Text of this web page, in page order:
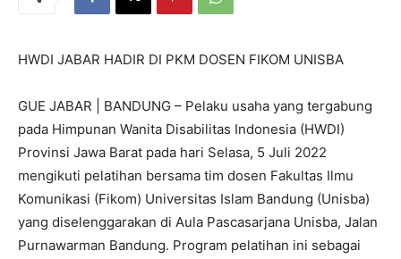
HWDI JABAR HADIR DI PKM DOSEN FIKOM UNISBA
GUE JABAR | BANDUNG – Pelaku usaha yang tergabung
pada Himpunan Wanita Disabilitas Indonesia (HWDI)
Provinsi Jawa Barat pada hari Selasa, 5 Juli 2022
mengikuti pelatihan bersama tim dosen Fakultas Ilmu
Komunikasi (Fikom) Universitas Islam Bandung (Unisba)
yang diselenggarakan di Aula Pascasarjana Unisba, Jalan
Purnawarman Bandung. Program pelatihan ini sebagai